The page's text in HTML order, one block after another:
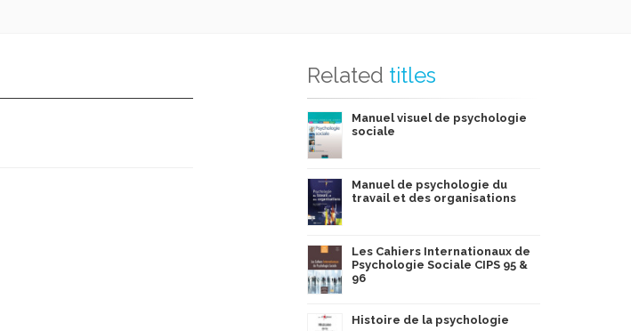
Related titles
Manuel visuel de psychologie
sociale
Manuel de psychologie du
travail et des organisations
Les Cahiers Internationaux de
Psychologie Sociale CIPS 95 &
96
Histoire de la psychologie